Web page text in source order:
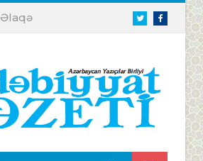
TwitterFacebook
Əlaqə